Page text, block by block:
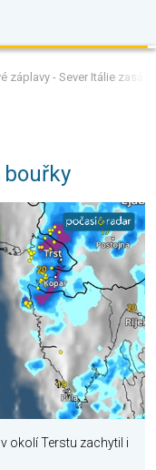
záplavy - Sever Itálie
okolí Terstu zachytil i